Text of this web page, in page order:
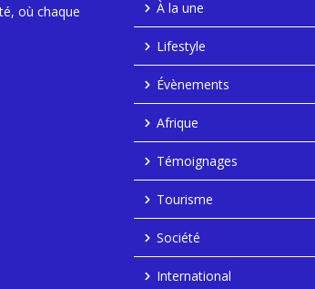
où chaque
À la une
Lifestyle
Évènements
Afrique
Témoignages
Tourisme
Société
International